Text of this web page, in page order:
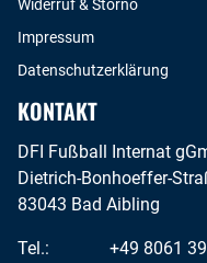
Widerruf & Storno
Impressum
Datenschutzerklärung
KONTAKT
DFI Fußball Internat
Dietrich-Bonhoeffer-
83043 Bad Aibling
Tel.:
+49 8061